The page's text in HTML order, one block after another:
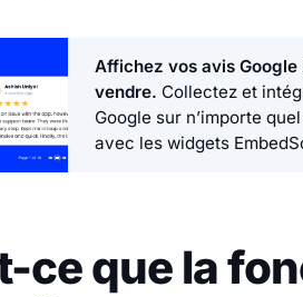
Affichez vos avis Google
vendre. Collectez et
Google sur n’importe
avec les widgets
ce que la